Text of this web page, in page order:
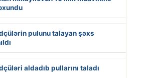
pulunu talayan şəxs
aldadıb pullarını taladı